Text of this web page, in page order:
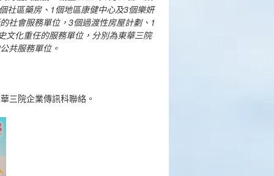
社區藥房、1個地區康健中心及3個樂妍
社會服務單位，3個過渡性房屋計劃、1
文化重任的服務單位，分別為東華三院
共服務單位。
三院企業傳訊科聯絡。